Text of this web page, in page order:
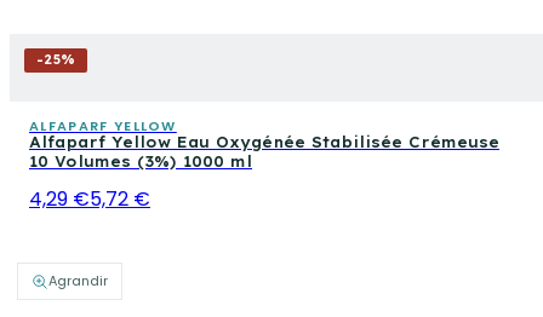
Agrandir
-25%
ALFAPARF YELLOW
Alfaparf Yellow Eau Oxygénée Stabilisée Crémeuse
10 Volumes (3%) 1000 ml
4,29 €5,72 €